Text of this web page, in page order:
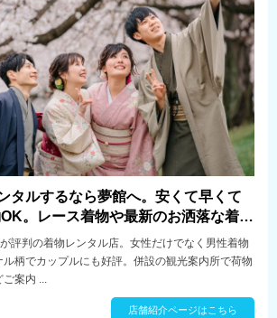
タルするなら夢館へ。安くて早くて
。レース着物や最新のお洒落な着物
返却で帰りも楽々。
評判の着物レンタル店。女性だけでなく男性着物
ル柄でカップルにも好評。併設の観光案内所で荷物
ご案内 ...
店舗紹介ページはこちら